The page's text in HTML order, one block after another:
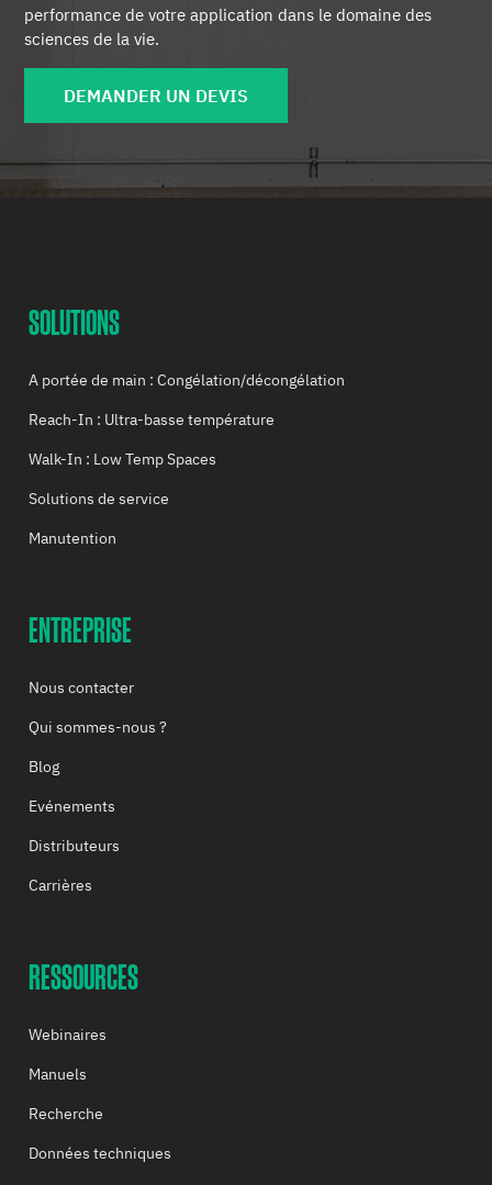
performance de votre application dans le domaine des
sciences de la vie.
DEMANDER UN DEVIS
SOLUTIONS
A portée de main : Congélation/décongélation
Reach-In : Ultra-basse température
Walk-In : Low Temp Spaces
Solutions de service
Manutention
ENTREPRISE
Nous contacter
Qui sommes-nous ?
Blog
Evénements
Distributeurs
Carrières
RESSOURCES
Webinaires
Manuels
Recherche
Données techniques